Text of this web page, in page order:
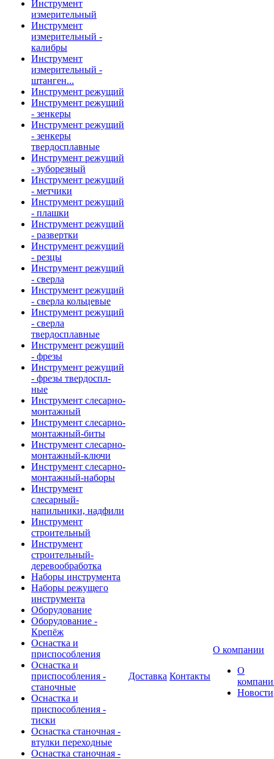
Инструмент
измерительный
Инструмент
измерительный -
калибры
Инструмент
измерительный -
штанген...
Инструмент режущий
Инструмент режущий
- зенкеры
Инструмент режущий
- зенкеры
твердосплавные
Инструмент режущий
- зуборезный
Инструмент режущий
- метчики
Инструмент режущий
- плашки
Инструмент режущий
- развертки
Инструмент режущий
- резцы
Инструмент режущий
- сверла
Инструмент режущий
- сверла кольцевые
Инструмент режущий
- сверла
твердосплавные
Инструмент режущий
- фрезы
Инструмент режущий
- фрезы твердоспл-
ные
Инструмент слесарно-
монтажный
Инструмент слесарно-
монтажный-биты
Инструмент слесарно-
монтажный-ключи
Инструмент слесарно-
монтажный-наборы
Инструмент
слесарный-
напильники, надфили
Инструмент
строительный
Инструмент
строительный-
деревообработка
Наборы инструмента
Наборы режущего
инструмента
Оборудование
Оборудование -
Крепёж
Оснастка и
приспособления
Оснастка и
приспособления -
станочные
Оснастка и
приспособления -
тиски
Оснастка станочная -
втулки переходные
Оснастка станочная -
Доставка Контакты
О компании
О
Новости